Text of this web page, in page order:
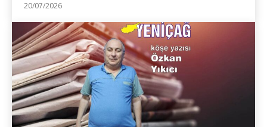
20/07/2026